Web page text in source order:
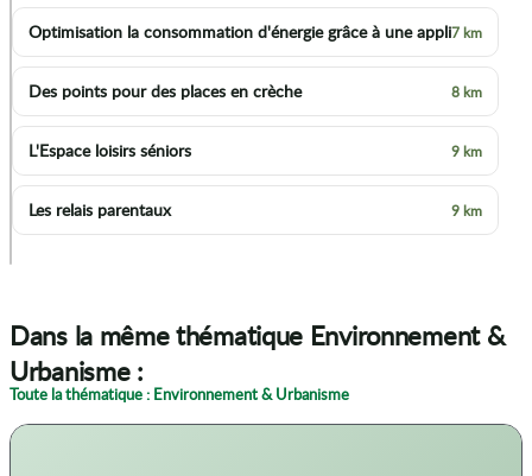
Optimisation la consommation d'énergie grâce à une appli7 km
Des points pour des places en crèche 8 km
L'Espace loisirs séniors 9 km
Les relais parentaux 9 km
Dans la même thématique Environnement &
Urbanisme :
Toute la thématique : Environnement & Urbanisme